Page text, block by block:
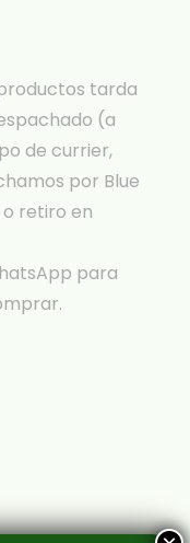
tarda
(a
de currier,
por Blue
o retiro en
para